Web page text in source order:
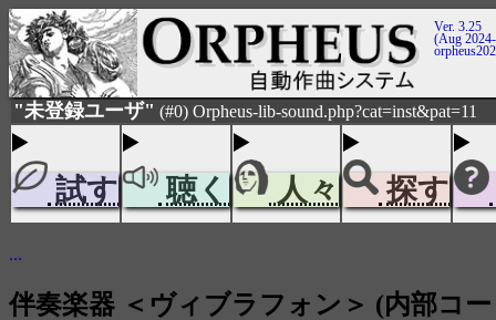
Ver. 3.25
(Aug
"未登録ユーザ" (#0) Orpheus-lib-sound.php?cat=inst&pat=11
試す 聴く 人々 探す
...
伴奏楽器 ＜ヴィブラフォン＞ (内部コ